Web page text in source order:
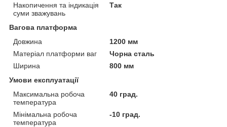
Накопичення та індикація
суми зважувань
Так
Вагова платформа
Довжина
1200 мм
Матеріал платформи ваг
Чорна сталь
Ширина
800 мм
Умови експлуатації
Максимальна робоча
температура
40 град.
Мінімальна робоча
температура
-10 град.